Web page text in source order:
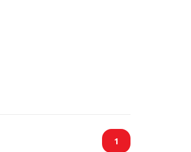
1